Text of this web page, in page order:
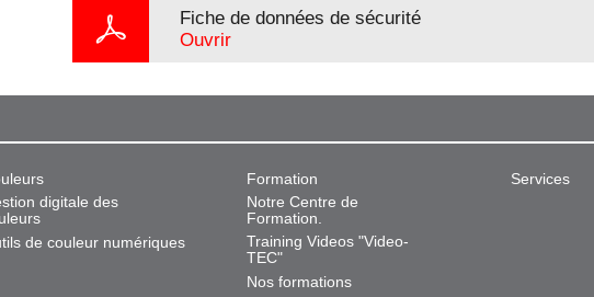
Fiche de données de sécurité
Ouvrir
digitale des
de couleur numériques
Formation
Notre Centre de
Formation.
Training Videos "Video-
TEC"
Nos formations
Services